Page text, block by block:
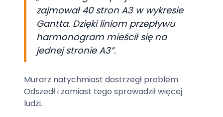
zajmował 40 stron A3 w wykresie
Gantta. Dzięki liniom przepływu
harmonogram mieścił się na
jednej stronie A3”.
Murarz natychmiast dostrzegł problem.
Odszedł i zamiast tego sprowadził więcej
ludzi.